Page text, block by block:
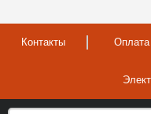
Контакты Оплата